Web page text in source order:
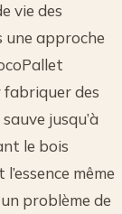
vie des
une approche
fabriquer des
jusqu’à
le bois
même
problème de